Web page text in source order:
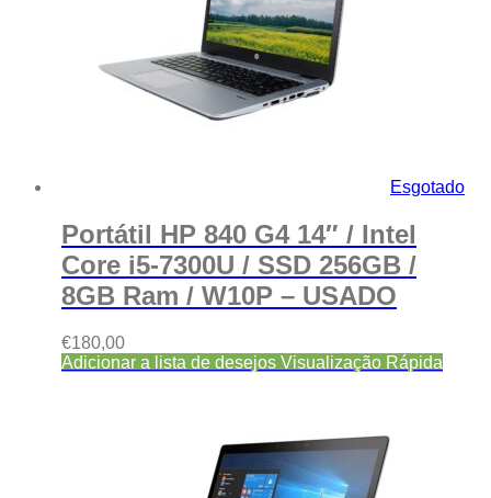
Esgotado
Portátil HP 840 G4 14″ / Intel
Core i5-7300U / SSD 256GB /
8GB Ram / W10P – USADO
€180,00
Adicionar a lista de desejos Visualização Rápida